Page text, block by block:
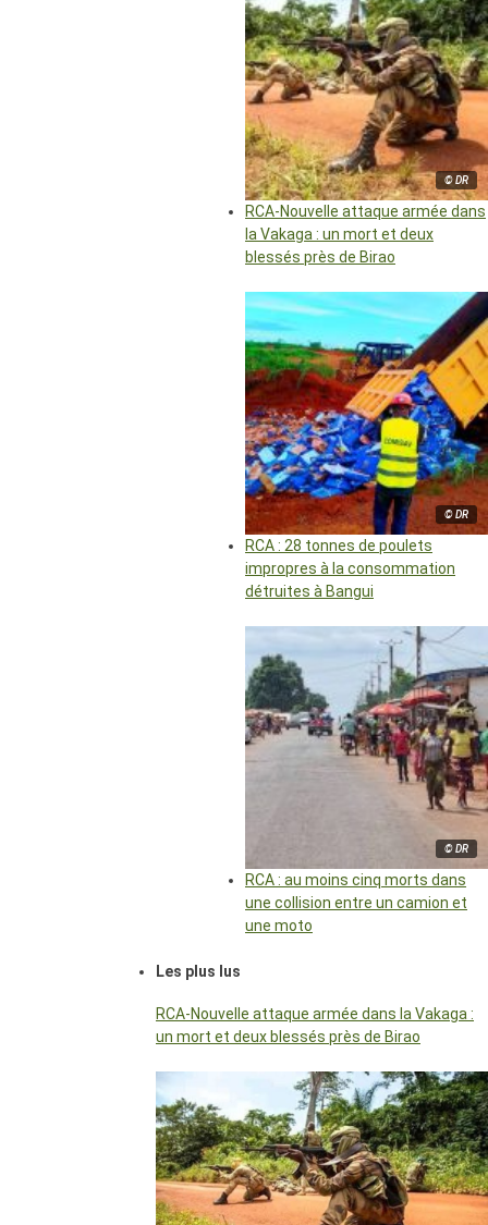
© DR
RCA-Nouvelle attaque armée dans
la Vakaga : un mort et deux
blessés près de Birao
© DR
RCA : 28 tonnes de poulets
impropres à la consommation
détruites à Bangui
© DR
RCA : au moins cinq morts dans
une collision entre un camion et
une moto
Les plus lus
RCA-Nouvelle attaque armée dans la Vakaga :
un mort et deux blessés près de Birao